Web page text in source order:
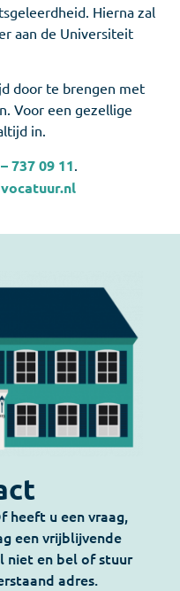
Hierna zal
aan de Universiteit
door te brengen met
Voor een gezellige
in.
737 09 11
heeft u een vraag,
een vrijblijvende
niet en bel of stuur
adres.